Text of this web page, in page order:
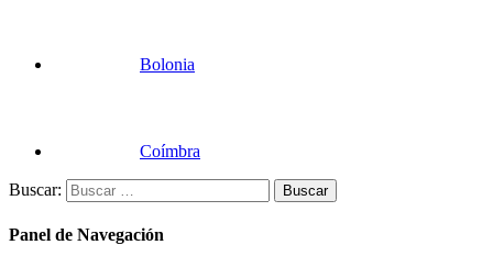
Bolonia
Coímbra
Buscar:
Panel de Navegación